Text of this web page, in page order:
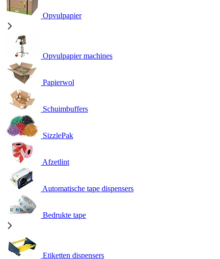
Opvulpapier
Opvulpapier machines
Papierwol
Schuimbuffers
SizzlePak
Afzetlint
Automatische tape dispensers
Bedrukte tape
Etiketten dispensers